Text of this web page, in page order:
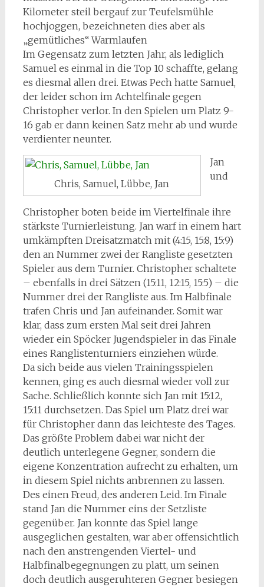
Kilometer steil bergauf zur Teufelsmühle
hochjoggen, bezeichneten dies aber als
„gemütliches“ Warmlaufen
Im Gegensatz zum letzten Jahr, als lediglich
Samuel es einmal in die Top 10 schaffte, gelang
es diesmal allen drei. Etwas Pech hatte Samuel,
der leider schon im Achtelfinale gegen
Christopher verlor. In den Spielen um Platz 9-
16 gab er dann keinen Satz mehr ab und wurde
verdienter neunter.
Chris, Samuel, Lübbe, Jan
Jan
und
Christopher boten beide im Viertelfinale ihre
stärkste Turnierleistung. Jan warf in einem hart
umkämpften Dreisatzmatch mit (4:15, 15:8, 15:9)
den an Nummer zwei der Rangliste gesetzten
Spieler aus dem Turnier. Christopher schaltete
– ebenfalls in drei Sätzen (15:11, 12:15, 15:5) – die
Nummer drei der Rangliste aus. Im Halbfinale
trafen Chris und Jan aufeinander. Somit war
klar, dass zum ersten Mal seit drei Jahren
wieder ein Spöcker Jugendspieler in das Finale
eines Ranglistenturniers einziehen würde.
Da sich beide aus vielen Trainingsspielen
kennen, ging es auch diesmal wieder voll zur
Sache. Schließlich konnte sich Jan mit 15:12,
15:11 durchsetzen. Das Spiel um Platz drei war
für Christopher dann das leichteste des Tages.
Das größte Problem dabei war nicht der
deutlich unterlegene Gegner, sondern die
eigene Konzentration aufrecht zu erhalten, um
in diesem Spiel nichts anbrennen zu lassen.
Des einen Freud, des anderen Leid. Im Finale
stand Jan die Nummer eins der Setzliste
gegenüber. Jan konnte das Spiel lange
ausgeglichen gestalten, war aber offensichtlich
nach den anstrengenden Viertel- und
Halbfinalbegegnungen zu platt, um seinen
doch deutlich ausgeruhteren Gegner besiegen